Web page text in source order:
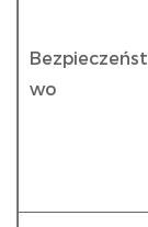
Bezpieczeńst
wo